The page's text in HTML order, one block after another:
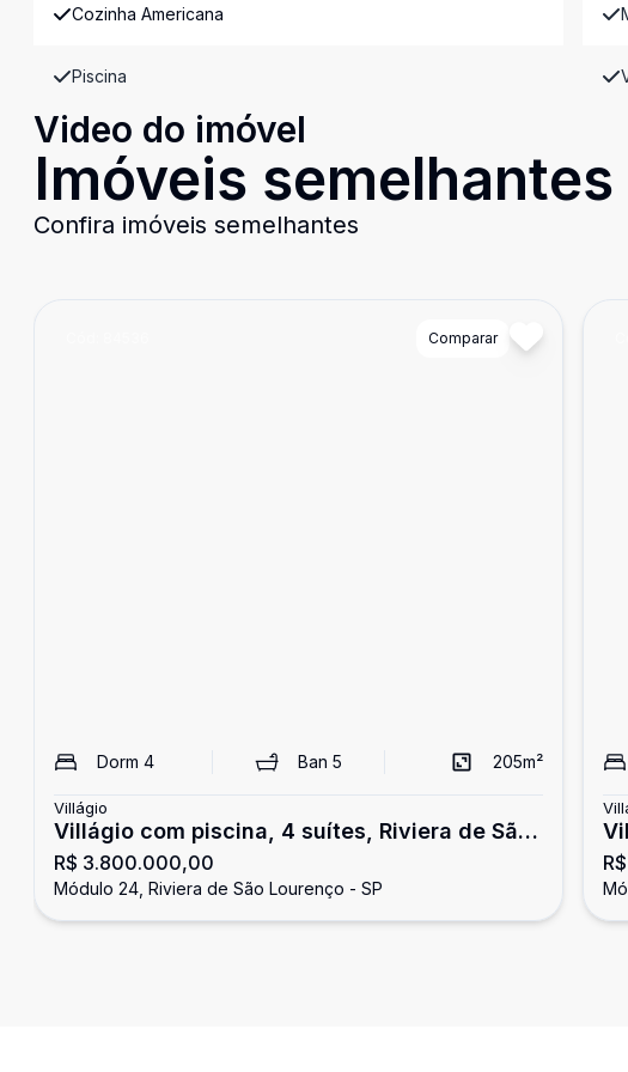
Cozinha Americana
Piscina
Video do imóvel
Imóveis semelhantes
Confira imóveis semelhantes
Comparar
Dorm 4 Ban5 205m²
Villágio
Villágio com piscina, 4 suítes, Riviera de São
Loureço
R$ 3.800.000,00
Módulo 24, Riviera de São Lourenço - SP